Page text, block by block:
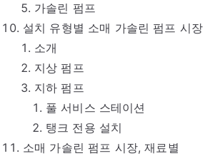
가솔린 펌프
설치 유형별 소매 가솔린 펌프 시장
소개
지상 펌프
지하 펌프
풀 서비스 스테이션
탱크 전용 설치
소매 가솔린 펌프 시장, 재료별